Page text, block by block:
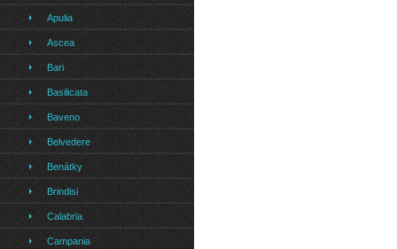
Apulia
Ascea
Bari
Basilicata
Baveno
Belvedere
Benátky
Brindisi
Calabria
Campania